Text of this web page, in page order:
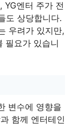
YG엔터 주가 전
도 상당합니다.
우려가 있지만,
필요가 있습니
변수에 영향을
함께 엔터테인